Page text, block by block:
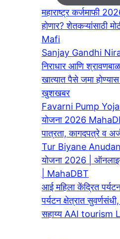
महाराष्ट्र कर्जमाफी
होणार? शेतकऱ्यांसाठी
Mafi
Sanjay Gandhi
निराधार आणि
खात्यात पैसे जमा
खुशखबर
Favarni Pump
योजना 2026
पात्रता, कागदपत्रे व
Tur Biyane Anudan
योजना 2026 |
| MahaDBT
आई महिला केंद्रित
पर्यटन क्षेत्रात
सहाय्य AAI tourism